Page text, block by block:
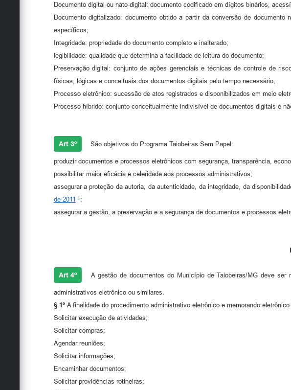
Documento digital ou nato-digital: documento codificado em dígitos binários,
Documento digitalizado: documento obtido a partir da conversão de
específicos;
Integridade: propriedade do documento completo e inalterado;
legibilidade: qualidade que determina a facilidade de leitura do documento;
Preservação digital: conjunto de ações gerenciais e técnicas de controle de
físicas, lógicas e conceituais dos documentos digitais pelo tempo necessário;
Processo eletrônico: sucessão de atos registrados e disponibilizados em meio
Processo híbrido: conjunto conceitualmente indivisível de documentos digitais e
Art 3º São objetivos do Programa Taiobeiras Sem Papel:
produzir documentos e processos eletrônicos com segurança, transparência,
possibilitar maior eficácia e celeridade aos processos administrativos;
assegurar a proteção da autoria, da autenticidade, da integridade, da
de 2011
;
assegurar a gestão, a preservação e a segurança de documentos e processos
Art 4º A gestão de documentos do Município de Taiobeiras/MG deve ser
administrativos eletrônico ou similares.
§ 1º A finalidade do procedimento administrativo eletrônico e memorando
Solicitar execução de atividades;
Solicitar compras;
Agendar reuniões;
Solicitar informações;
Encaminhar documentos;
Solicitar providências rotineiras;